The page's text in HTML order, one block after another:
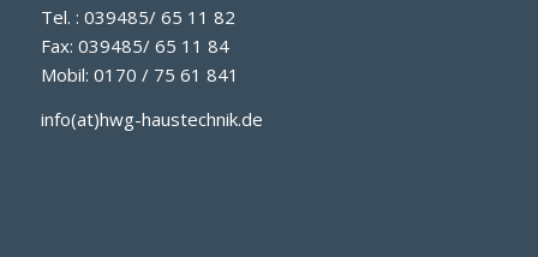
Tel. : 039485/ 65 11 82
Fax: 039485/ 65 11 84
Mobil: 0170 / 75 61 841
info(at)hwg-haustechnik.de